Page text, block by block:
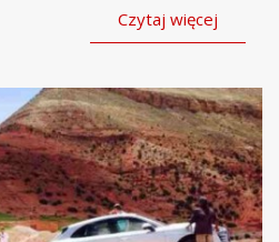
Czytaj więcej